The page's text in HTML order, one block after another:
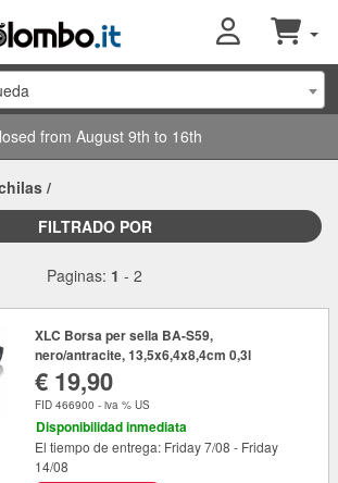
from August 9th to 16th
/
FILTRADO POR
Paginas: 1 - 2
XLC Borsa per sella BA-S59,
nero/antracite, 13,5x6,4x8,4cm 0,3l
€ 19,90
FID 466900 - iva % US
Disponibilidad inmediata
El tiempo de entrega: Friday 7/08 - Friday
14/08